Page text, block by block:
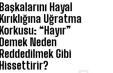
Başkalarını Hayal
Kırıklığına Uğratma
Korkusu: “Hayır”
Demek Neden
Reddedilmek Gibi
Hissettirir?